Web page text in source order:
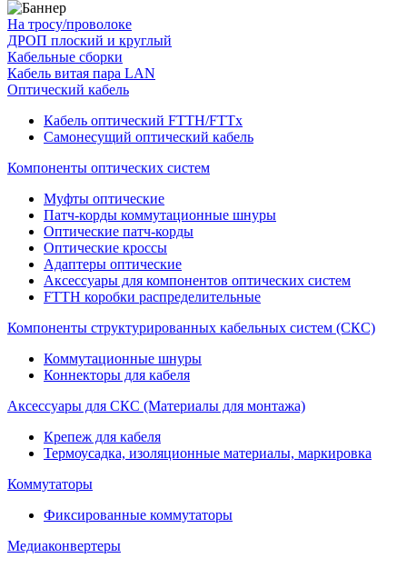
На тросу/проволоке
ДРОП плоский и круглый
Кабельные сборки
Кабель витая пара LAN
Оптический кабель
Кабель оптический FTTH/FTTx
Самонесущий оптический кабель
Компоненты оптических систем
Муфты оптические
Патч-корды коммутационные шнуры
Оптические патч-корды
Оптические кроссы
Адаптеры оптические
Аксессуары для компонентов оптических систем
FTTH коробки распределительные
Компоненты структурированных кабельных систем (СКС)
Коммутационные шнуры
Коннекторы для кабеля
Аксессуары для СКС (Материалы для монтажа)
Крепеж для кабеля
Термоусадка, изоляционные материалы, маркировка
Коммутаторы
Фиксированные коммутаторы
Медиаконвертеры